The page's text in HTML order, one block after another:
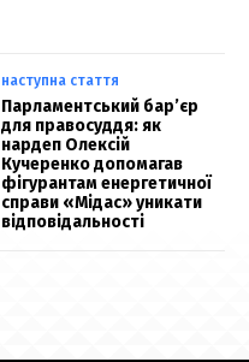
наступна стаття
Парламентський бар’єр
для правосуддя: як
нардеп Олексій
Кучеренко допомагав
фігурантам енергетичної
справи «Мідас» уникати
відповідальності